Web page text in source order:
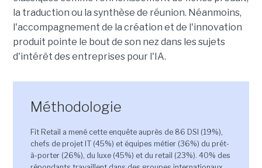
la traduction ou la synthèse de réunion. Néanmoins,
l'accompagnement de la création et de l'innovation
produit pointe le bout de son nez dans les sujets
d'intérêt des entreprises pour l'IA.
Méthodologie
Fit Retail a mené cette enquête auprès de 86 DSI (19%),
chefs de projet IT (45%) et équipes métier (36%) du prêt-
à-porter (26%), du luxe (45%) et du retail (23%). 40% des